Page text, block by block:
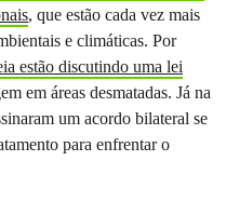
, que estão cada vez mais
e climáticas. Por
estão discutindo uma lei
em áreas desmatadas. Já na
um acordo bilateral se
para enfrentar o